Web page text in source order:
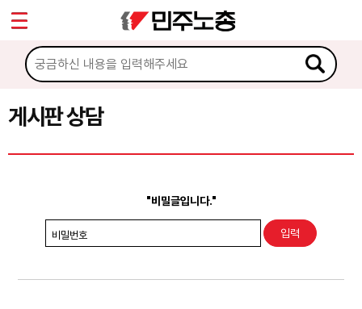
게시판 상담
"비밀글입니다."
비밀번호
마이페이지
소개
소식
노동상담
권리찾기수첩 검색
찾아보기
Sketchbook5, 스케치북5
Sketchbook5, 스케치북5